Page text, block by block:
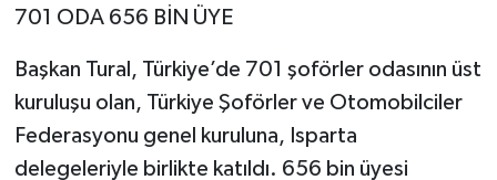
701 ODA 656 BİN ÜYE
Başkan Tural, Türkiye’de 701 şoförler odasının üst
kuruluşu olan, Türkiye Şoförler ve Otomobilciler
Federasyonu genel kuruluna, Isparta
delegeleriyle birlikte katıldı. 656 bin üyesi